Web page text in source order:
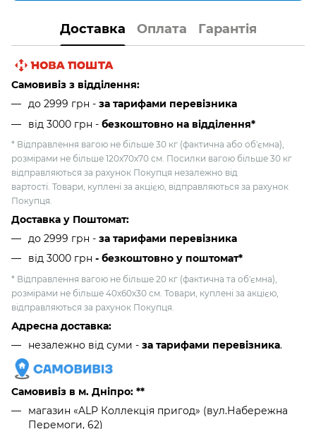
Доставка Оплата Гарантія
Самовивіз з відділення:
до 2999 грн - за тарифами перевізника
від 3000 грн - безкоштовно на відділення*
* Відправлення вагою не більше 30 кг (фактична або об'ємна),
розмірами не більше 120х70х70 см. Посилки вагою більше 30 кг
відправляються за рахунок Покупця незалежно від
вартості. Товари, куплені за акцією, відправляються за рахунок
Покупця.
Доставка у Поштомат:
до 2999 грн - за тарифами перевізника
від 3000 грн - безкоштовно у поштомат*
* Відправлення вагою не більше 20 кг (фактична та об'ємна),
розмірами не більше 40х60х30 см. Товари, куплені за акцією,
відправляються за рахунок Покупця.
Адресна доставка:
незалежно від суми - за тарифами перевізника.
Самовивіз в м. Дніпро: **
магазин «ALP Коллекція пригод» (вул.Набережна
Перемоги, 62)